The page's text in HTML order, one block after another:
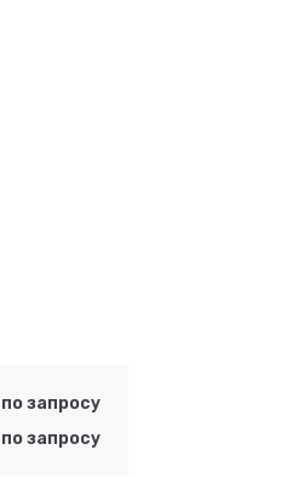
запросу
запросу